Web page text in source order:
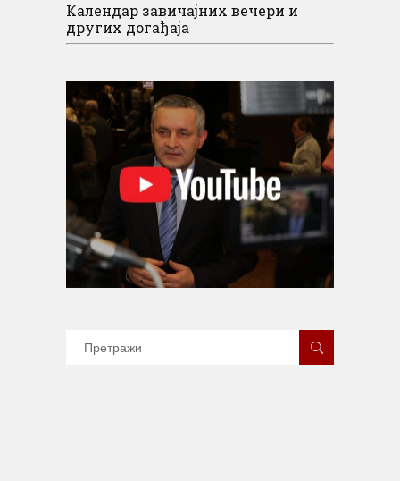
Календар завичајних вечери и
других догађаја